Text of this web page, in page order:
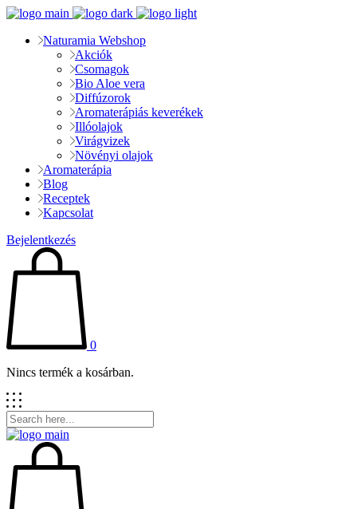
Naturamia Webshop
Akciók
Csomagok
Bio Aloe vera
Diffúzorok
Aromaterápiás keverékek
Illóolajok
Virágvizek
Növényi olajok
Aromaterápia
Blog
Receptek
Kapcsolat
Bejelentkezés
0
Nincs termék a kosárban.